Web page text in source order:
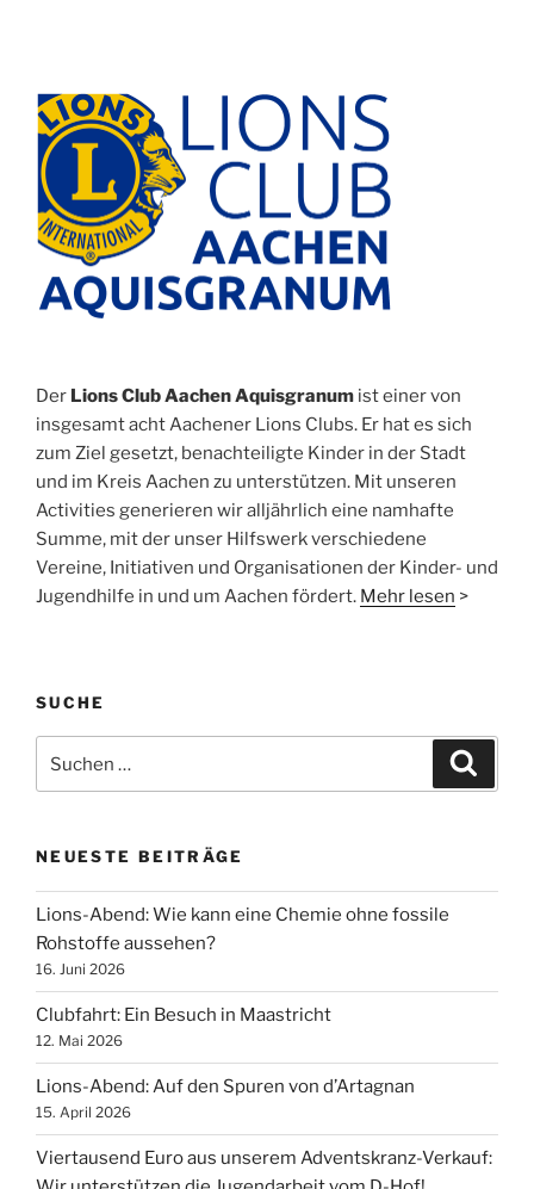
Der Lions Club Aachen Aquisgranum ist einer von
insgesamt acht Aachener Lions Clubs. Er hat es sich
zum Ziel gesetzt, benachteiligte Kinder in der Stadt
und im Kreis Aachen zu unterstützen. Mit unseren
Activities generieren wir alljährlich eine namhafte
Summe, mit der unser Hilfswerk verschiedene
Vereine, Initiativen und Organisationen der Kinder- und
Jugendhilfe in und um Aachen fördert. Mehr lesen >
SUCHE
nach:
NEUESTE BEITRÄGE
Lions-Abend: Wie kann eine Chemie ohne fossile
Rohstoffe aussehen?
16. Juni 2026
Clubfahrt: Ein Besuch in Maastricht
12. Mai 2026
Lions-Abend: Auf den Spuren von d’Artagnan
15. April 2026
Viertausend Euro aus unserem Adventskranz-Verkauf: